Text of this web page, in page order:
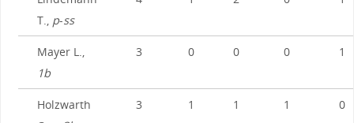
T., p-ss
Mayer L.,
1b
3 0 0 0 1
Holzwarth
3 1 1 1 0